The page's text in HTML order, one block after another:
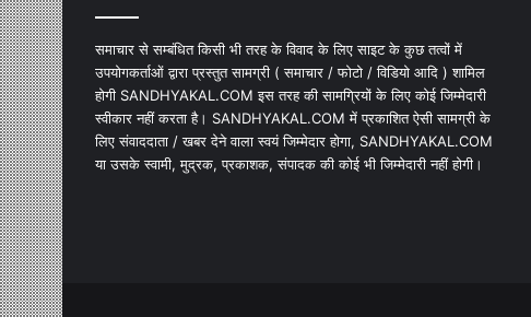
समाचार से सम्बंधित किसी भी तरह के विवाद के लिए साइट के कुछ तत्वों में
उपयोगकर्ताओं द्वारा प्रस्तुत सामग्री ( समाचार / फोटो / विडियो आदि ) शामिल
होगी SANDHYAKAL.COM इस तरह की सामग्रियों के लिए कोई जिम्मेदारी
स्वीकार नहीं करता है। SANDHYAKAL.COM में प्रकाशित ऐसी सामग्री के
लिए संवाददाता / खबर देने वाला स्वयं जिम्मेदार होगा, SANDHYAKAL.COM
या उसके स्वामी, मुद्रक, प्रकाशक, संपादक की कोई भी जिम्मेदारी नहीं होगी।